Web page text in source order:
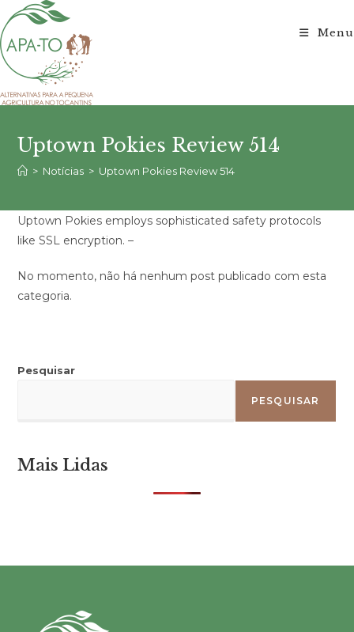
para
o
conteúdo
Menu
Uptown Pokies Review 514
> Notícias > Uptown Pokies Review 514
Uptown Pokies employs sophisticated safety protocols
like SSL encryption. –
No momento, não há nenhum post publicado com esta
categoria.
Pesquisar
PESQUISAR
Mais Lidas